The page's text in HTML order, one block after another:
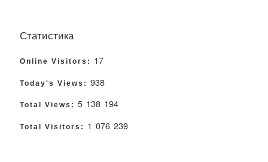
Статистика
Online Visitors: 17
Today's Views: 938
Total Views: 5 138 194
Total Visitors: 1 076 239